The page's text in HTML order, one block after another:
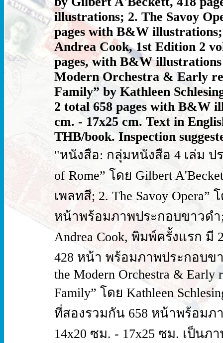
illustrations; 2. The Savoy
pages with B&W
Andrea Cook, 1st Edition 2
pages, with B&W
Modern Orchestra & Early
Family” by Kathleen
2 total 658 pages with B&W
cm. - 17x25 cm. Text in
THB/book. Inspection
"หนังสือ: กลุ่มหนังสือ 4 เล่ม ปร
of Rome” โดย Gilbert
เพลทสี; 2. The Savoy Opera”
หน้าพร้อมภาพประกอบขาวดำ;
Andrea Cook, พิมพ์ครั้งแรก มี
428 หน้า พร้อมภาพประกอบขา
the Modern Orchestra & Early
Family” โดย Kathleen
ที่สองรวมกัน 658 หน้าพร้อม
14x20 ซม. - 17x25 ซม. เป็น